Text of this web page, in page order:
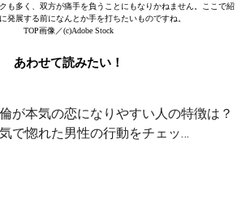
も多く、双方が痛手を負うことにもなりかねません。ここで紹
発展する前になんとか手を打ちたいものですね。
TOP画像／(c)Adobe Stock
あわせて読みたい！
が本気の恋になりやすい人の特徴は？
で惚れた男性の行動をチェッ…